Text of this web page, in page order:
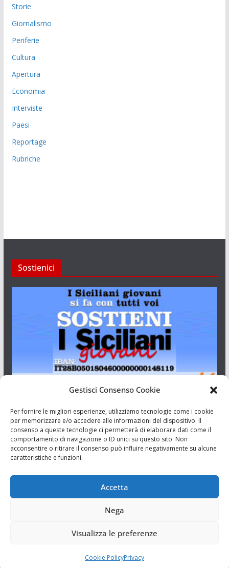
Gestisci Consenso Cookie
Per fornire le migliori esperienze, utilizziamo tecnologie come i cookie
per memorizzare e/o accedere alle informazioni del dispositivo. Il
consenso a queste tecnologie ci permetterà di elaborare dati come il
comportamento di navigazione o ID unici su questo sito. Non
acconsentire o ritirare il consenso può influire negativamente su alcune
caratteristiche e funzioni.
Accetta
Nega
Visualizza le preferenze
Cookie PolicyPrivacy
Storie
Giornalismo
Periferie
Cultura
Apertura
Economia
Interviste
Paesi
Reportage
Rubriche
Sostienici
Aut. del tribunale di Catania n.23/2011 del 20/09/2011 Dir.
Resp. Riccardo Orioles.
Associazione Culturale I Siciliani Giovani
via Randazzo 27 Catania
I Siciliani Giovani. Tutti i diritti riservati.